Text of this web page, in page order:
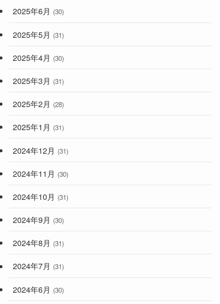
2025年6月 (30)
2025年5月 (31)
2025年4月 (30)
2025年3月 (31)
2025年2月 (28)
2025年1月 (31)
2024年12月 (31)
2024年11月 (30)
2024年10月 (31)
2024年9月 (30)
2024年8月 (31)
2024年7月 (31)
2024年6月 (30)